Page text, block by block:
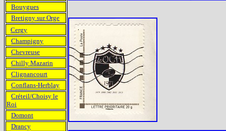
Bouygues
Bretigny sur Orge
Cergy
Champigny
Chevreuse
Chilly Mazarin
Clignancourt
Conflans-Herblay
Créteil/Choisy le
Roi
Domont
Drancy